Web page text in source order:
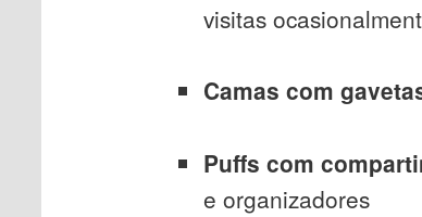
visitas
Camas com
Puffs com
e organizadores